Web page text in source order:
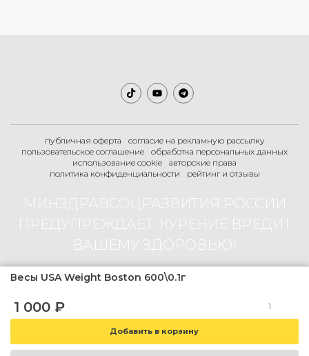
Весы USA Weight Boston 600\0.1г
1 000 ₽
публичная оферта
согласие на рекламную рассылку
пользовательское соглашение
обработка персональных данных
использование cookie
авторские права
политика конфиденциальности
рейтинг и отзывы
МИНЗДРАВСОЦРАЗВИТИЯ РОССИИ
ПРЕДУПРЕЖДАЕТ: КУРЕНИЕ ВРЕДИТ
ВАШЕМУ ЗДОРОВЬЮ!
магазин содержит товар не предназначенный для продажи лицам
младше 18 лет